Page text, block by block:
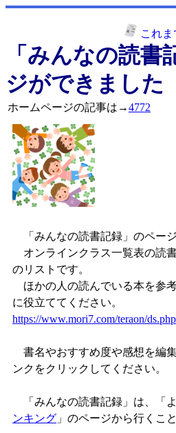
これ
「みんなの読書
ジができました
ホームページの記事は→4772
「みんなの読書記録」のページ
オンラインクラス一覧表の読
のリストです。
ほかの人の読んでいる本を参
に役立ててください。
https://www.mori7.com/teraon/ds.php
書名やおすすめ度や感想を編
ンクをクリックしてください。
「みんなの読書記録」は、「
ンキング 」のページから行くこ